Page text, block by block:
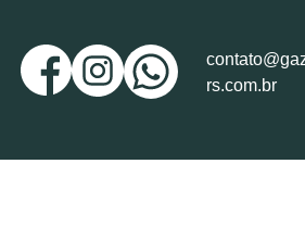
rs.com.br